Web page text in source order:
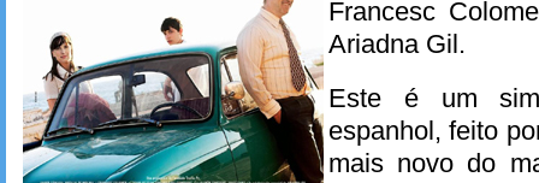
Francesc
Ariadna Gil.
Este é um
espanhol, feito
mais novo do